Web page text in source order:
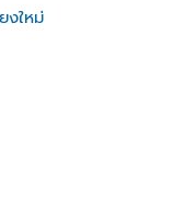
งใหม่